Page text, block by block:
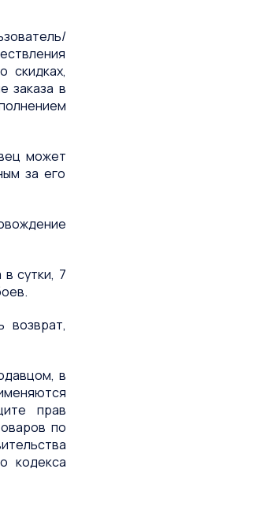
скидках,
заказа в
может
за его
сутки, 7
возврат,
в
прав
по
кодекса